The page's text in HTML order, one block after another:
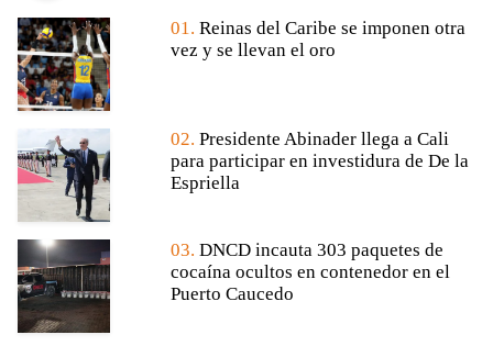
01. Reinas del Caribe se imponen otra
vez y se llevan el oro
02. Presidente Abinader llega a Cali
para participar en investidura de De la
Espriella
03. DNCD incauta 303 paquetes de
cocaína ocultos en contenedor en el
Puerto Caucedo